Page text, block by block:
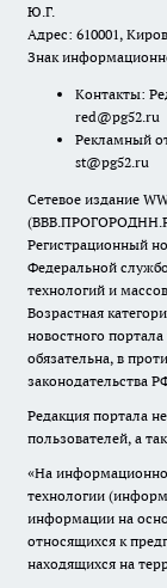
Ю.Г.
Адрес: 610001,
Знак
Контакты:
red@pg52.ru
Рекламный
st@pg52.ru
Сетевое издание
Регистрационный
Федеральной
технологий и
Возрастная
новостного
обязательна, в
законодательства
Редакция портала
пользователей, а
«На
технологии
информации на
относящихся к
находящихся на